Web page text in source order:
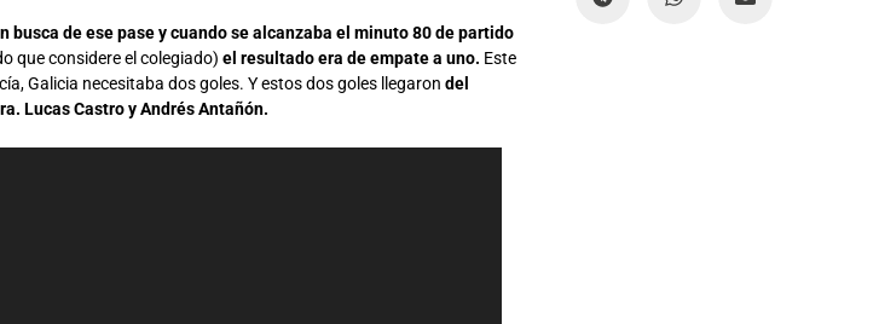
de ese pase y cuando se alcanzaba el minuto 80 de partido
que considere el colegiado) el resultado era de empate a uno. Este
Galicia necesitaba dos goles. Y estos dos goles llegaron del
Lucas Castro y Andrés Antañón.